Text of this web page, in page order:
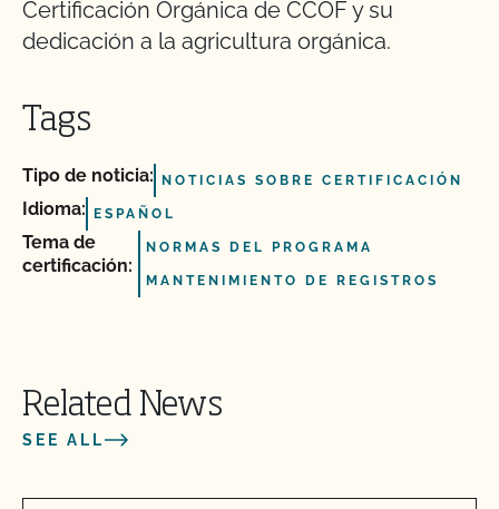
Certificación Orgánica de CCOF y su
dedicación a la agricultura orgánica.
Tags
Tipo de noticia: NOTICIAS SOBRE CERTIFICACIÓN
Idioma: ESPAÑOL
Tema de
certificación:
NORMAS DEL PROGRAMA
MANTENIMIENTO DE REGISTROS
Related News
SEE ALL